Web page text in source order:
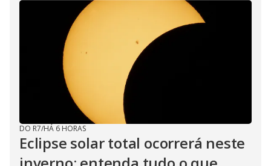
DO R7/HÁ 6 HORAS
Eclipse solar total ocorrerá neste